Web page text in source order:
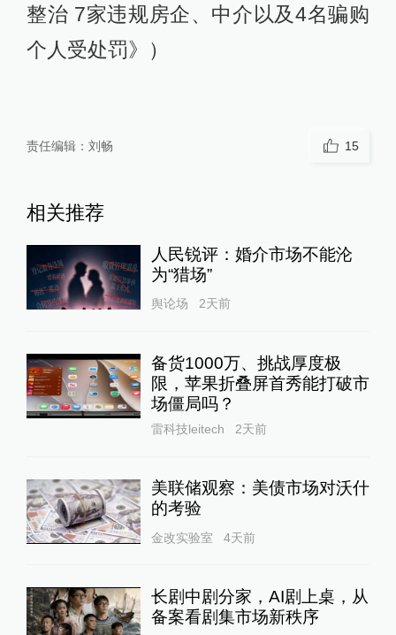
整治 7家违规房企、中介以及4名骗购
个人受处罚》）
责任编辑： 刘畅 15
相关推荐
人民锐评：婚介市场不能沦
为“猎场”
舆论场 2天前
备货1000万、挑战厚度极
限，苹果折叠屏首秀能打破市
场僵局吗？
雷科技leitech 2天前
美联储观察：美债市场对沃什
的考验
金改实验室 4天前
长剧中剧分家，AI剧上桌，从
备案看剧集市场新秩序